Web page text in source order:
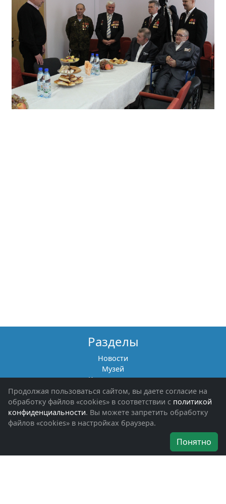
Разделы
Новости
Музей
Книги памяти
Фотоальбомы
Обращения граждан
Помощь участникам СВО и их семьям
Об организации
Наши награды
Продолжая пользоваться сайтом, вы даете согласие на
обработку файлов «cookies» в соответствии с политикой
конфиденциальности. Вы можете запретить обработку
файлов «cookies» в настройках браузера.
Понятно